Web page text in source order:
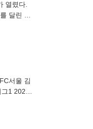
열렸다.
달린 전
서울 김
1 2025